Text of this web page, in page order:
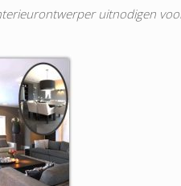
uitnodigen